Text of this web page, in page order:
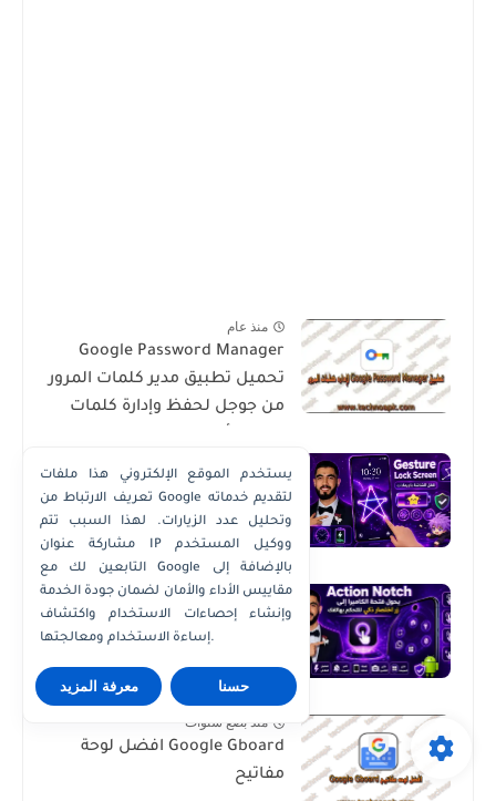
منذ عام
Google Password Manager
تحميل تطبيق مدير كلمات المرور
من جوجل لحفظ وإدارة كلمات
Gesture Lock Screen أفضل
تطبيق لقفل شاشة أندرويد
بالإيماءات وحماية الهاتف
منذ 6 أيام
حوّل فتحة الكاميرا في هاتفك إلى
زر اختصار ذكي لتنفيذ المهام
بسرعة
منذ بضع سنوات
Google Gboard افضل لوحة
مفاتيح
يستخدم الموقع الإلكتروني هذا ملفات
تعريف الارتباط من Google لتقديم خدماته
وتحليل عدد الزيارات. لهذا السبب تتم
مشاركة عنوان IP ووكيل المستخدم
التابعين لك مع Google بالإضافة إلى
مقاييس الأداء والأمان لضمان جودة الخدمة
وإنشاء إحصاءات الاستخدام واكتشاف
إساءة الاستخدام ومعالجتها.
معرفة المزيد حسنا